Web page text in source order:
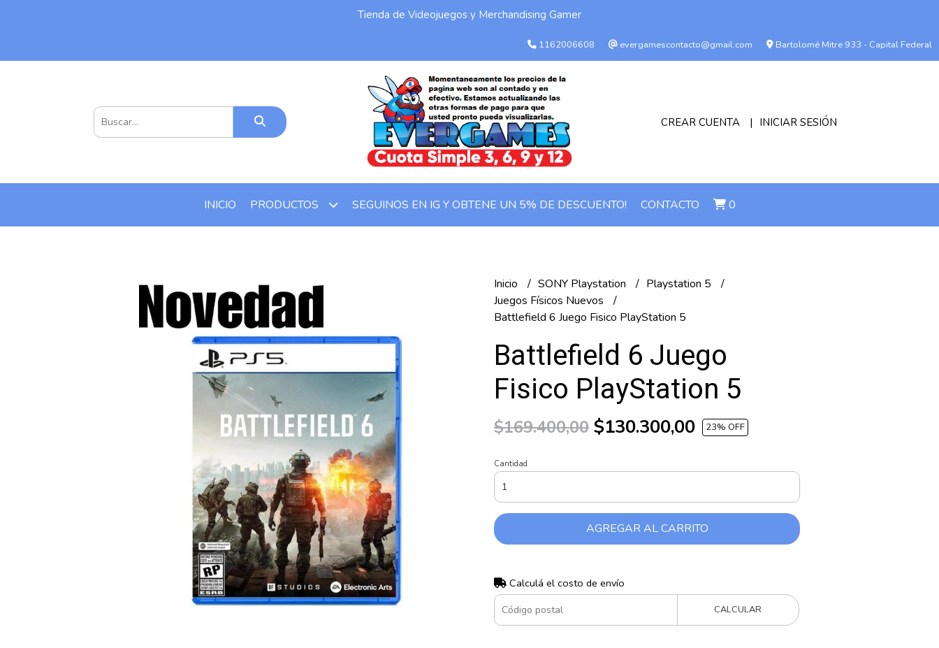
Tienda de Videojuegos y Merchandising Gamer
1162006608 evergamescontacto@gmail.com Bartolomé Mitre 933 - Capital Federal
CREAR CUENTA INICIAR SESIÓN
INICIO PRODUCTOS SEGUINOS EN IG Y OBTENE UN 5% DE DESCUENTO! CONTACTO 0
Inicio SONY Playstation
Playstation 5
Juegos Físicos Nuevos
Battlefield 6 Juego Fisico PlayStation 5
Battlefield 6 Juego
Fisico PlayStation 5
$169.400,00 $130.300,00 23% OFF
Cantidad
AGREGAR AL CARRITO
Calculá el costo de envío
CALCULAR